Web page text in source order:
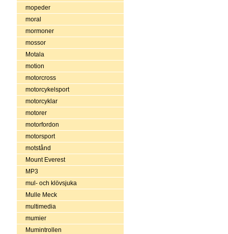
mopeder
moral
mormoner
mossor
Motala
motion
motorcross
motorcykelsport
motorcyklar
motorer
motorfordon
motorsport
motstånd
Mount Everest
MP3
mul- och klövsjuka
Mulle Meck
multimedia
mumier
Mumintrollen